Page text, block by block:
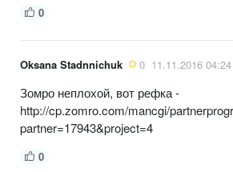
0
Oksana Stadnnichuk 0 11.11.2016 04:24
Зомро неплохой, вот рефка -
http://cp.zomro.com/mancgi/
partner=17943&project=4
0